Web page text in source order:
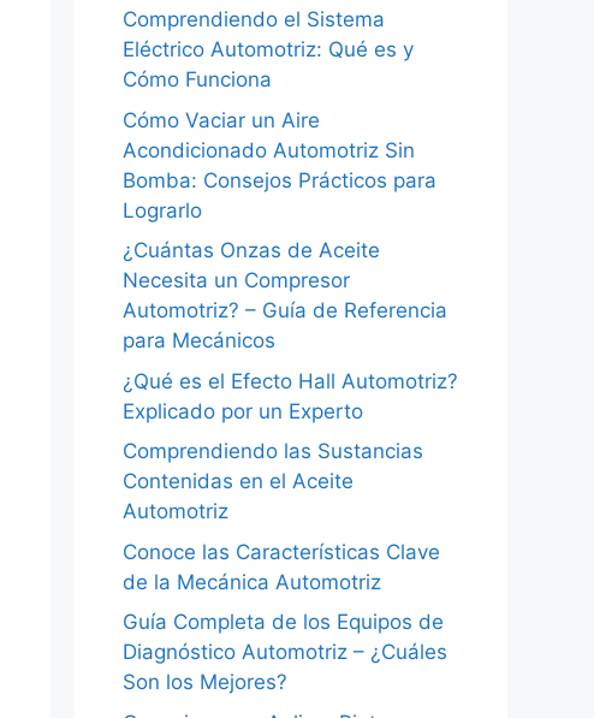
Comprendiendo el Sistema
Eléctrico Automotriz: Qué es y
Cómo Funciona
Cómo Vaciar un Aire
Acondicionado Automotriz Sin
Bomba: Consejos Prácticos para
Lograrlo
¿Cuántas Onzas de Aceite
Necesita un Compresor
Automotriz? – Guía de Referencia
para Mecánicos
¿Qué es el Efecto Hall Automotriz?
Explicado por un Experto
Comprendiendo las Sustancias
Contenidas en el Aceite
Automotriz
Conoce las Características Clave
de la Mecánica Automotriz
Guía Completa de los Equipos de
Diagnóstico Automotriz – ¿Cuáles
Son los Mejores?